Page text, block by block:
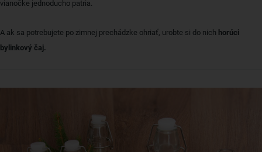
vianočke jednoducho patria.
A ak sa potrebujete po zimnej prechádzke ohriať, urobte si do nich horúci
bylinkový čaj.